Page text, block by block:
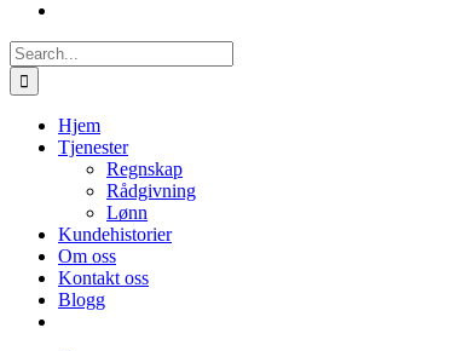
Search
for:
Hjem
Tjenester
Regnskap
Rådgivning
Lønn
Kundehistorier
Om oss
Kontakt oss
Blogg